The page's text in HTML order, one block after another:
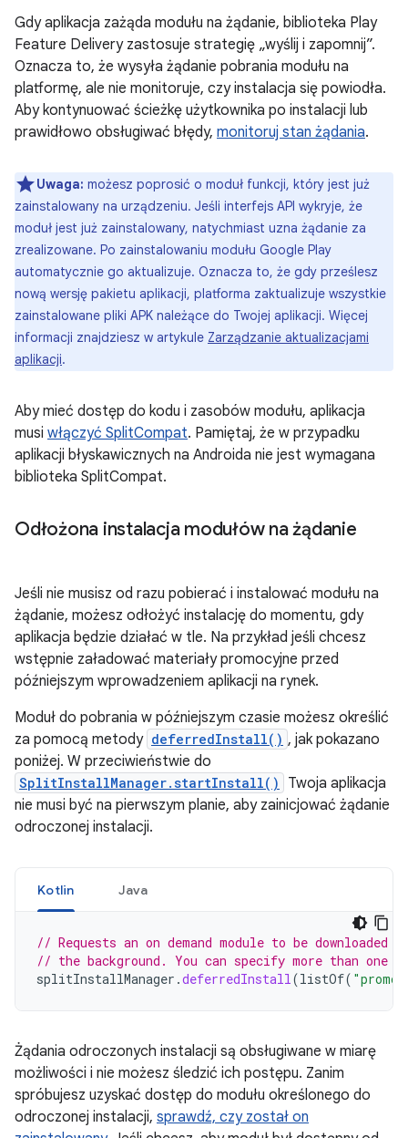
Gdy aplikacja zażąda modułu na żądanie, biblioteka Play
Feature Delivery zastosuje strategię „wyślij i zapomnij”.
Oznacza to, że wysyła żądanie pobrania modułu na
platformę, ale nie monitoruje, czy instalacja się powiodła.
Aby kontynuować ścieżkę użytkownika po instalacji lub
prawidłowo obsługiwać błędy, monitoruj stan żądania.
Uwaga: możesz poprosić o moduł funkcji, który jest już
zainstalowany na urządzeniu. Jeśli interfejs API wykryje, że
moduł jest już zainstalowany, natychmiast uzna żądanie za
zrealizowane. Po zainstalowaniu modułu Google Play
automatycznie go aktualizuje. Oznacza to, że gdy prześlesz
nową wersję pakietu aplikacji, platforma zaktualizuje wszystkie
zainstalowane pliki APK należące do Twojej aplikacji. Więcej
informacji znajdziesz w artykule Zarządzanie aktualizacjami
aplikacji.
Aby mieć dostęp do kodu i zasobów modułu, aplikacja
musi włączyć SplitCompat. Pamiętaj, że w przypadku
aplikacji błyskawicznych na Androida nie jest wymagana
biblioteka SplitCompat.
Odłożona instalacja modułów na żądanie
Jeśli nie musisz od razu pobierać i instalować modułu na
żądanie, możesz odłożyć instalację do momentu, gdy
aplikacja będzie działać w tle. Na przykład jeśli chcesz
wstępnie załadować materiały promocyjne przed
późniejszym wprowadzeniem aplikacji na rynek.
Moduł do pobrania w późniejszym czasie możesz określić
za pomocą metody deferredInstall() , jak pokazano
poniżej. W przeciwieństwie do
SplitInstallManager.startInstall()
Twoja aplikacja
nie musi być na pierwszym planie, aby zainicjować żądanie
odroczonej instalacji.
Kotlin Java
// Requests an on demand module to be downloaded
// the background. You can specify more than one
splitInstallManager .deferredInstall(listOf(
Żądania odroczonych instalacji są obsługiwane w miarę
możliwości i nie możesz śledzić ich postępu. Zanim
spróbujesz uzyskać dostęp do modułu określonego do
odroczonej instalacji, sprawdź, czy został on